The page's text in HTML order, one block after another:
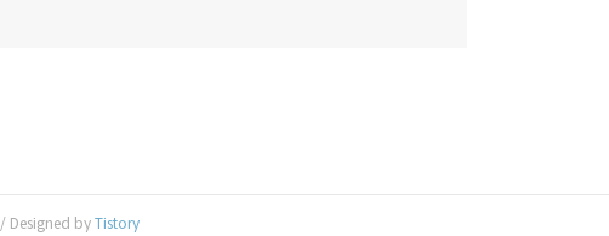
/ Designed byTistory